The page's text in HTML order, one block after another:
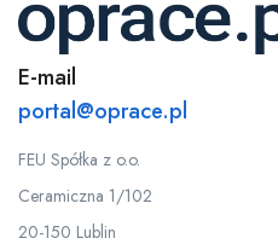
E-mail
portal@oprace.pl
FEU Spółka z o.o.
Ceramiczna 1/102
20-150 Lublin